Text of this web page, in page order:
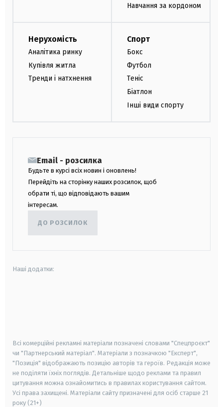
Навчання за кордоном
Нерухомість
Аналітика ринку
Купівля житла
Тренди і натхнення
Спорт
Бокс
Футбол
Теніс
Біатлон
Інші види спорту
Email - розсилка
Будьте в курсі всіх новин і оновлень!
Перейдіть на сторінку наших розсилок, щоб
обрати ті, що відповідають вашим
інтересам.
ДО РОЗСИЛОК
Наші додатки:
Всі комерційні рекламні матеріали позначені словами "Спецпроєкт"
чи "Партнерський матеріал". Матеріали з позначкою "Експерт",
"Позиція" відображають позицію авторів та героїв. Редакція може
не поділяти їхніх поглядів. Детальніше щодо реклами та правил
цитування можна ознайомитись в правилах користування сайтом.
Усі права захищені. Матеріали сайту призначені для осіб старше 21
року (21+)